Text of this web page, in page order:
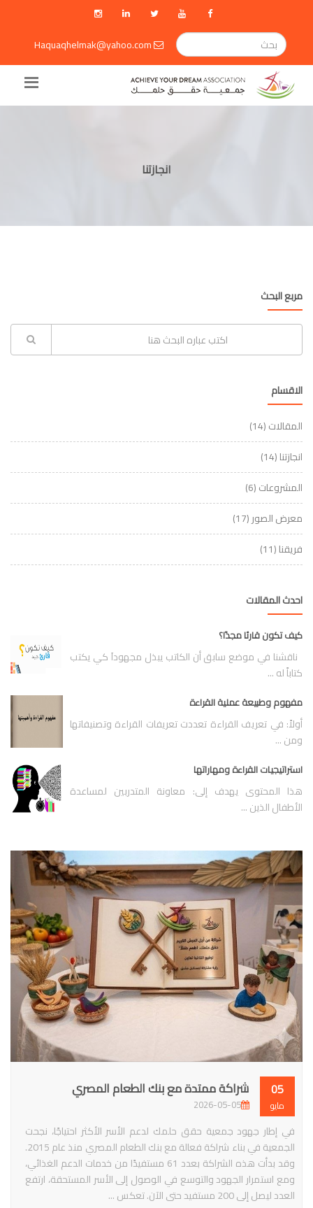
Haquaqhelmak@yahoo.com
انجازتنا
مربع البحث
الاقسام
المقالات(14)
انجازتنا(14)
المشروعات(6)
معرض الصور(17)
فريقنا(11)
احدث المقالات
كيف تكون قارئا مجدًا؟
ناقشنا في موضع سابق أن الكاتب يبذل مجهوداَ كي يكتب
كتاباً له ...
مفهوم وطبيعة عملية القراءة
أولاً: في تعريف القراءة تعددت تعريفات القراءة وتصنيفاتها
ومن ...
استراتيجيات القراءة ومهاراتها
هذا المحتوى يهدف إلى: معاونة المتدربين لمساعدة
الأطفال الذين ...
05
مايو
شراكة ممتدة مع بنك الطعام المصري
2026-05-05
في إطار جهود جمعية حقق حلمك لدعم الأسر الأكثر احتياجًا، نجحت
الجمعية في بناء شراكة فعالة مع بنك الطعام المصري منذ عام 2015.
وقد بدأت هذه الشراكة بعدد 61 مستفيدًا من خدمات الدعم الغذائي،
ومع استمرار الجهود والتوسع في الوصول إلى الأسر المستحقة، ارتفع
العدد ليصل إلى 200 مستفيد حتى الآن. تعكس ...